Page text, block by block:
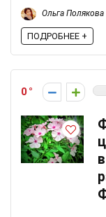
Ольга Полякова
ПОДРОБНЕЕ +
0